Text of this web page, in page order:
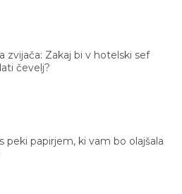
zvijača: Zakaj bi v hotelski sef
čevelj?
peki papirjem, ki vam bo olajšala